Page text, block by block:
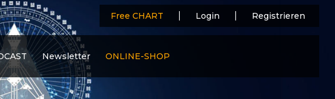
Newsletter ONLINE-SHOP
Free CHART Login Registrieren